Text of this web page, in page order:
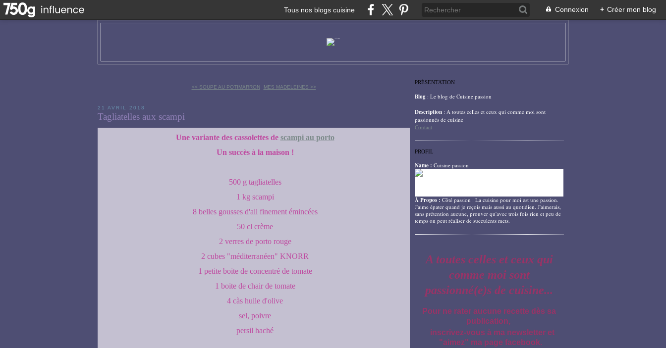
Tous nos blogs cuisine Connexion + Créer mon blog
<< SOUPE AU POTIMARRON MES MADELEINES >>
21 AVRIL 2018
Tagliatelles aux scampi
Une variante des cassolettes de scampi au porto
Un succès à la maison !
500 g tagliatelles
1 kg scampi
8 belles gousses d'ail finement émincées
50 cl crème
2 verres de porto rouge
2 cubes "méditerranéen" KNORR
1 petite boite de concentré de tomate
1 boite de chair de tomate
4 càs huile d'olive
sel, poivre
persil haché
PRÉSENTATION
Blog : Le blog de Cuisine passion
Description : A toutes celles et ceux qui comme moi sont
passionnés de cuisine
Contact
PROFIL
Name : Cuisine passion
À Propos : Côté passion : La cuisine pour moi est une passion.
J'aime épater quand je reçois mais aussi au quotidien. J'aimerais,
sans prétention aucune, prouver qu'avec trois fois rien et peu de
temps on peut réaliser de succulents mets.
A toutes celles et ceux qui
comme moi sont
passionné(e)s de cuisine...
Pour ne rater aucune recette dès sa
publication,
inscrivez-vous à ma newsletter et
"aimez" ma page facebook.